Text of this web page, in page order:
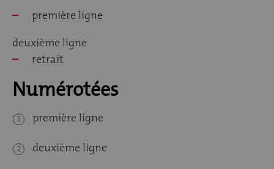
première ligne
deuxième ligne
retrait
Numérotées
première ligne
deuxième ligne